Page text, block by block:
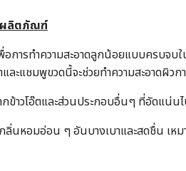
ผลิตภัณฑ์
การทำความสะอาดลูกน้อยแบบครบจบ
ละแชมพูขวดนี้จะช่วยทำความสะอาดผิวก
ข้าวโอ๊ตและส่วนประกอบอื่นๆ ที่อัดแน่น
นหอมอ่อน ๆ อันบางเบาและสดชื่น เห